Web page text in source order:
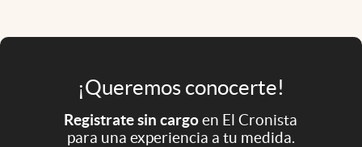
¡Queremos conocerte!
Registrate sin cargoen El Cronista
para una experiencia a tu medida.